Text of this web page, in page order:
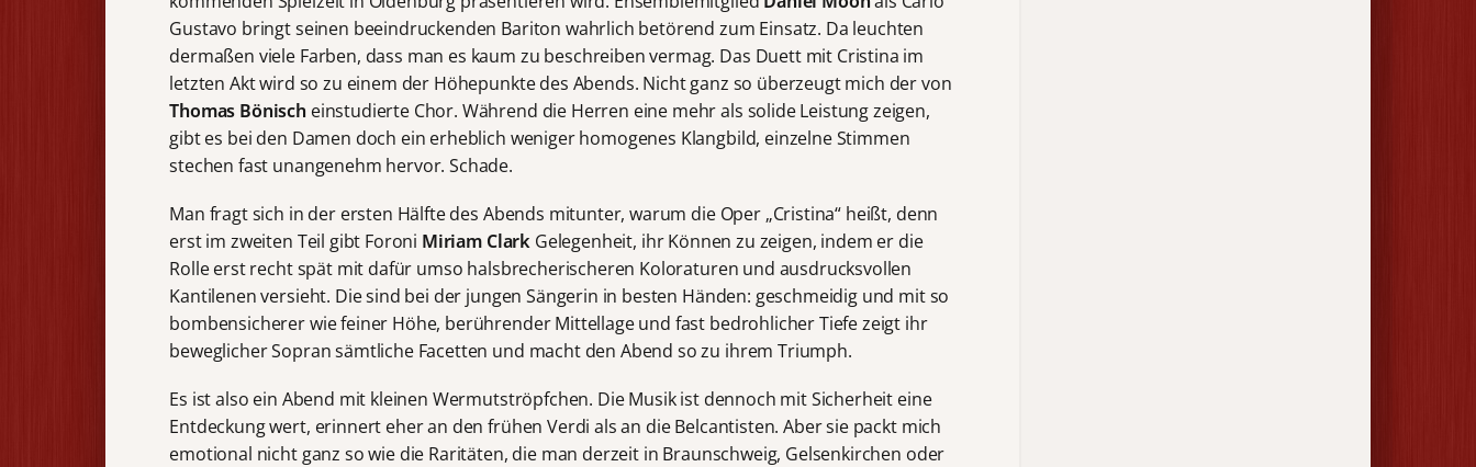
Gustavo bringt seinen beeindruckenden Bariton wahrlich betörend zum Einsatz. Da leuchten
dermaßen viele Farben, dass man es kaum zu beschreiben vermag. Das Duett mit Cristina im
letzten Akt wird so zu einem der Höhepunkte des Abends. Nicht ganz so überzeugt mich der von
Thomas Bönisch einstudierte Chor. Während die Herren eine mehr als solide Leistung zeigen,
gibt es bei den Damen doch ein erheblich weniger homogenes Klangbild, einzelne Stimmen
stechen fast unangenehm hervor. Schade.
Man fragt sich in der ersten Hälfte des Abends mitunter, warum die Oper „Cristina“ heißt, denn
erst im zweiten Teil gibt Foroni Miriam Clark Gelegenheit, ihr Können zu zeigen, indem er die
Rolle erst recht spät mit dafür umso halsbrecherischeren Koloraturen und ausdrucksvollen
Kantilenen versieht. Die sind bei der jungen Sängerin in besten Händen: geschmeidig und mit so
bombensicherer wie feiner Höhe, berührender Mittellage und fast bedrohlicher Tiefe zeigt ihr
beweglicher Sopran sämtliche Facetten und macht den Abend so zu ihrem Triumph.
Es ist also ein Abend mit kleinen Wermutströpfchen. Die Musik ist dennoch mit Sicherheit eine
Entdeckung wert, erinnert eher an den frühen Verdi als an die Belcantisten. Aber sie packt mich
emotional nicht ganz so wie die Raritäten, die man derzeit in Braunschweig, Gelsenkirchen oder